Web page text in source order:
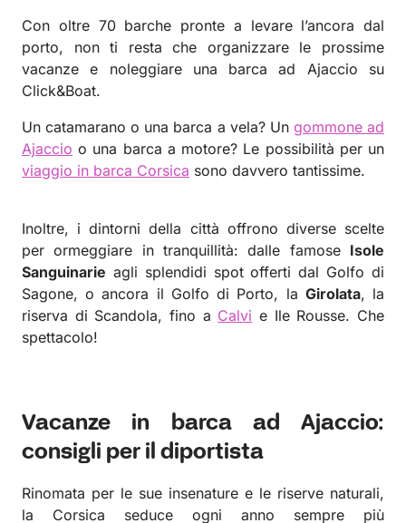
Con oltre 70 barche pronte a levare l’ancora dal
porto, non ti resta che organizzare le prossime
vacanze e noleggiare una barca ad Ajaccio su
Click&Boat.
Un catamarano o una barca a vela? Un gommone ad
Ajaccio o una barca a motore? Le possibilità per un
viaggio in barca Corsica sono davvero tantissime.
Inoltre, i dintorni della città offrono diverse scelte
per ormeggiare in tranquillità: dalle famose Isole
Sanguinarie agli splendidi spot offerti dal Golfo di
Sagone, o ancora il Golfo di Porto, la Girolata, la
riserva di Scandola, fino a Calvi e Ile Rousse. Che
spettacolo!
Vacanze in barca ad Ajaccio:
consigli per il diportista
Rinomata per le sue insenature e le riserve naturali,
la Corsica seduce ogni anno sempre più